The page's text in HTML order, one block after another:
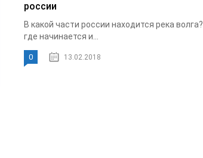
россии
В какой части россии находится река волга?
где начинается и...
0 13.02.2018